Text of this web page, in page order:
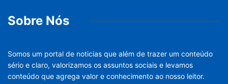
Sobre Nós
Somos um portal de noticias que além de trazer um conteúdo
sério e claro, valorizamos os assuntos sociais e levamos
conteúdo que agrega valor e conhecimento ao nosso leitor.